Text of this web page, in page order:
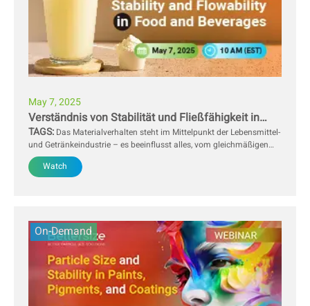
May 7, 2025
Verständnis von Stabilität und Fließfähigkeit in
Lebensmitteln und Getränken
TAGS: Das Materialverhalten steht im Mittelpunkt der Lebensmittel-
und Getränkeindustrie – es beeinflusst alles, vom gleichmäßigen
Ausgießen eines Getränks bis hin zur effizienten Handhabung
pulverförmiger Zutaten. Stabilität und Fließfähigkeit sind
Watch
On-Demand